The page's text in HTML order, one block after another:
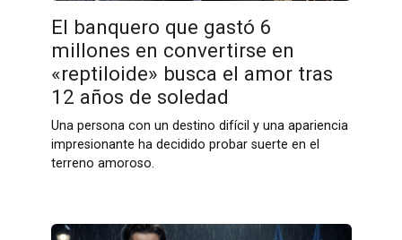
El banquero que gastó 6
millones en convertirse en
«reptiloide» busca el amor tras
12 años de soledad
Una persona con un destino difícil y una apariencia
impresionante ha decidido probar suerte en el
terreno amoroso.